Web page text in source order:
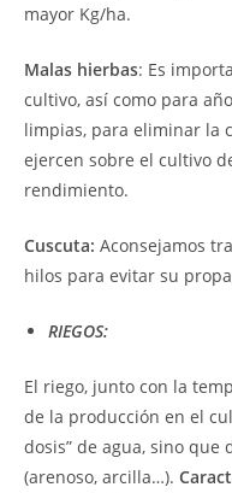
mayor Kg/ha.
Malas hierbas: Es
cultivo, así como para
limpias, para eliminar la
ejercen sobre el cultivo
rendimiento.
Cuscuta: Aconsejamos
hilos para evitar su
RIEGOS:
El riego, junto con la
de la producción en el
dosis” de agua, sino que
(arenoso, arcilla…).